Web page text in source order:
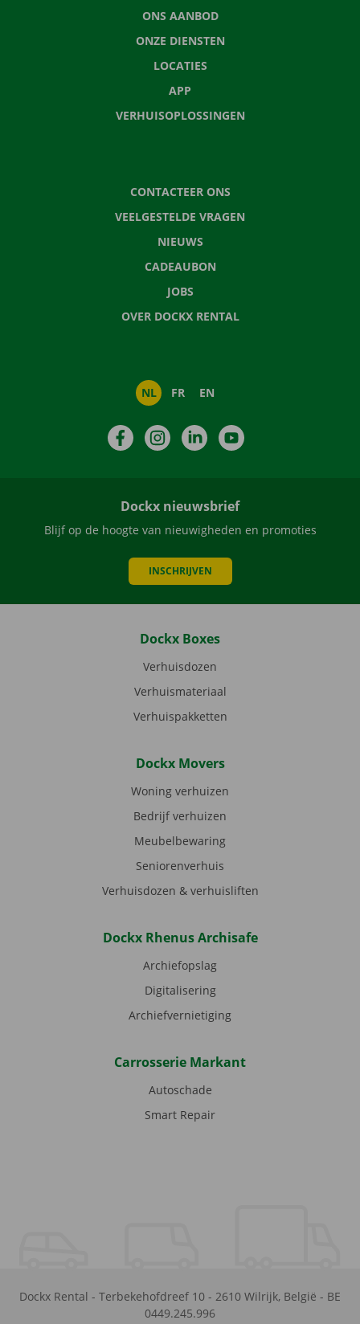
ONS AANBOD
ONZE DIENSTEN
LOCATIES
APP
VERHUISOPLOSSINGEN
CONTACTEER ONS
VEELGESTELDE VRAGEN
NIEUWS
CADEAUBON
JOBS
OVER DOCKX RENTAL
NL FR EN
FacebookInstagramLinkedIn
Dockx nieuwsbrief
Blijf op de hoogte van nieuwigheden en promoties
INSCHRIJVEN
Dockx Boxes
Verhuisdozen
Verhuismateriaal
Verhuispakketten
Dockx Movers
Woning verhuizen
Bedrijf verhuizen
Meubelbewaring
Seniorenverhuis
Verhuisdozen & verhuisliften
Dockx Rhenus Archisafe
Archiefopslag
Digitalisering
Archiefvernietiging
Carrosserie Markant
Autoschade
Smart Repair
Dockx Rental - Terbekehofdreef 10 - 2610 Wilrijk, België - BE
0449.245.996